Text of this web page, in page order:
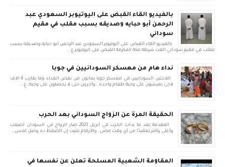
بالفيديو القاء القبض على اليوتيوبر السعودي عبد
الرحمن أبو حبايه وصديقه بسبب مقلب في مقيم
سوداني
بالفيديو القاء القبض على اليوتيوبر السعودي عبد الرحمن أبو حبايه وصديقه بسبب
مقلب في مقيم سوداني القت شرطة مكة المكرمة القبض على اليوتيوبر ع...
نداء هام من معسكر السودانيين في جوبا
اللاجئين السودانيين في معسكر جوبا يعانون من نقص الغذاء وما يقارب 4 الاف
لاجئ يعيشون على وجبة طعام واحدة. وأخرون حتى لا يحصلون على وجبة. ع...
الحقيقة المرة عن الزواج السوداني بعد الحرب
المقدمة بعد ما بدأت الحرب في أبريل 2023، صار الزواج في السودان أصعب
وأغلى وأكثر تعقيدًا من أي وقت مضى. والأرقام بتثبت إن الضغط ده وصل لمس...
المقاومة الشعبية المسلحة تعلن عن نفسها في